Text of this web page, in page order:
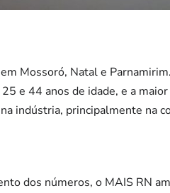
Mossoró, Natal e
e 44 anos de idade, e a
indústria, principalmente na
dos números, o MAIS RN